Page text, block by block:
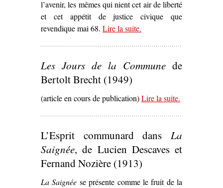
l’avenir, les mêmes qui nient cet air de liberté
et cet appétit de justice civique que
revendique mai 68. Lire la suite– ‘Sur
.
Les Jours de la Commune de
Bertolt Brecht (1949)
(article en cours de publication)Lire la suite– ‘
Bertolt Brecht
(1949)’
.
L’Esprit communard dans La
Saignée, de Lucien Descaves et
Fernand Nozière (1913)
La Saignée se présente comme le fruit de la